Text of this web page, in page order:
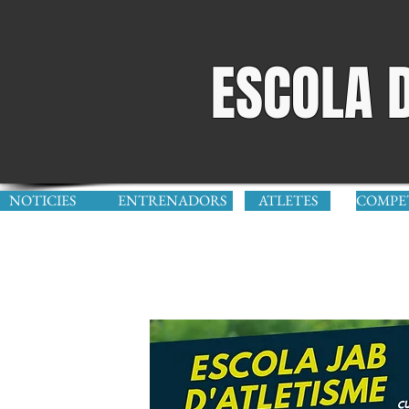
ESCOLA
NOTICIES ENTRENADORS ATLETES